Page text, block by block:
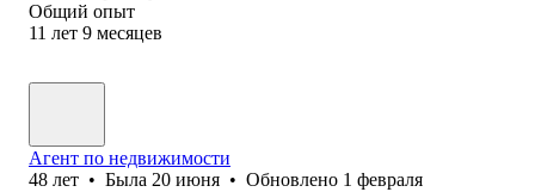
Общий опыт
11 лет 9 месяцев
Агент по недвижимости
48 лет • Была 20 июня • Обновлено 1 февраля